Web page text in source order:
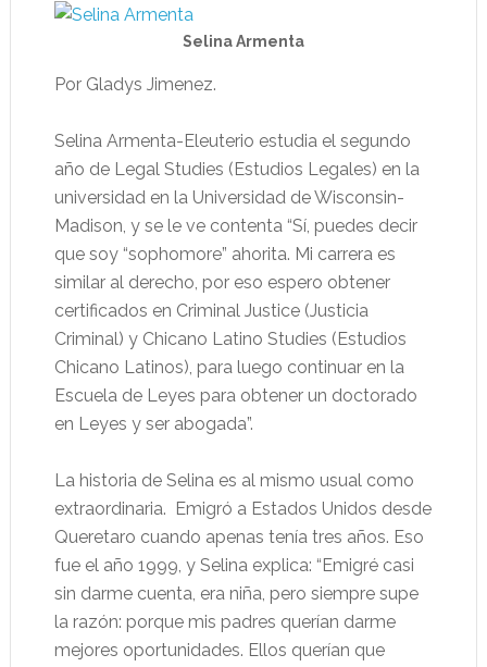
Selina Armenta
Por Gladys Jimenez.
Selina Armenta-Eleuterio estudia el segundo
año de Legal Studies (Estudios Legales) en la
universidad en la Universidad de Wisconsin-
Madison, y se le ve contenta “Sí, puedes decir
que soy “sophomore” ahorita. Mi carrera es
similar al derecho, por eso espero obtener
certificados en Criminal Justice (Justicia
Criminal) y Chicano Latino Studies (Estudios
Chicano Latinos), para luego continuar en la
Escuela de Leyes para obtener un doctorado
en Leyes y ser abogada”.
La historia de Selina es al mismo usual como
extraordinaria. Emigró a Estados Unidos desde
Queretaro cuando apenas tenía tres años. Eso
fue el año 1999, y Selina explica: “Emigré casi
sin darme cuenta, era niña, pero siempre supe
la razón: porque mis padres querían darme
mejores oportunidades. Ellos querían que